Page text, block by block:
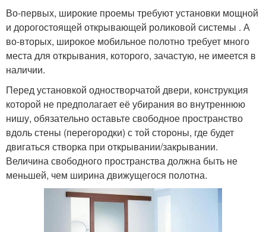
Во-первых, широкие проемы требуют установки мощной
и дорогостоящей открывающей роликовой системы . А
во-вторых, широкое мобильное полотно требует много
места для открывания, которого, зачастую, не имеется в
наличии.
Перед установкой одностворчатой двери, конструкция
которой не предполагает её убирания во внутреннюю
нишу, обязательно оставьте свободное пространство
вдоль стены (перегородки) с той стороны, где будет
двигаться створка при открывании/закрывании.
Величина свободного пространства должна быть не
меньшей, чем ширина движущегося полотна.